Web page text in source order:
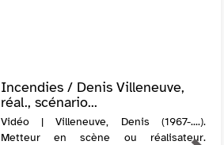
Incendies / Denis Villeneuve,
réal., scénario...
Vidéo | Villeneuve, Denis (1967-....).
Metteur en scène ou réalisateur.